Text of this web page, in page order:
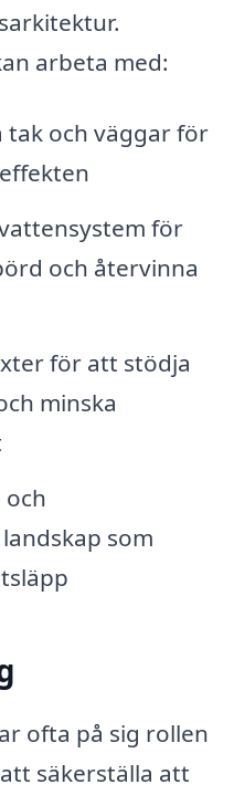
arbeta med:
tak och väggar för
för
och återvinna
för att stödja
minska
och
som
ofta på sig rollen
säkerställa att